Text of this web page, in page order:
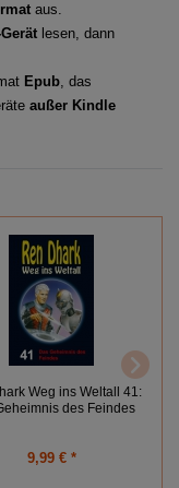
aus.
lesen, dann
Epub, das
außer Kindle
Weg ins Weltall 41:
des Feindes
9,99 € *